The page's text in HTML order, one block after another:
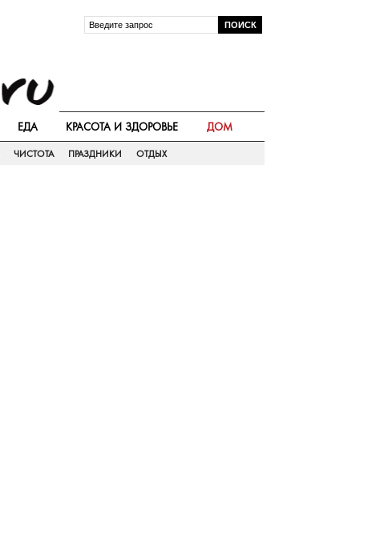
ЕДА КРАСОТА И ЗДОРОВЬЕ ДОМ
ЧИСТОТА ПРАЗДНИКИ ОТДЫХ